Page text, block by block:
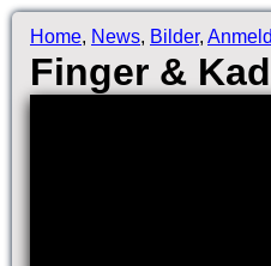
Home, News, Bilder,
Finger &